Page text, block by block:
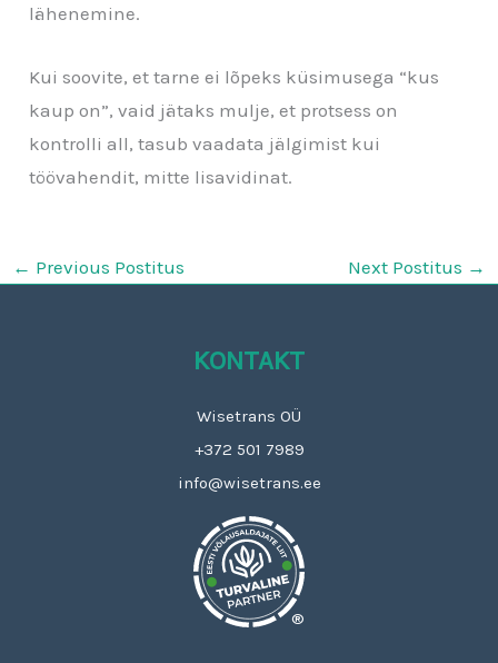
lähenemine.
Kui soovite, et tarne ei lõpeks küsimusega “kus
kaup on”, vaid jätaks mulje, et protsess on
kontrolli all, tasub vaadata jälgimist kui
töövahendit, mitte lisavidinat.
← Previous Postitus Next Postitus →
KONTAKT
Wisetrans OÜ
+372 501 7989
info@wisetrans.ee
®